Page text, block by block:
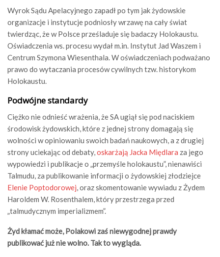
Wyrok Sądu Apelacyjnego zapadł po tym jak żydowskie
organizacje i instytucje podniosły wrzawę na cały świat
twierdząc, że w Polsce prześladuje się badaczy Holokaustu.
Oświadczenia ws. procesu wydał m.in. Instytut Jad Waszem i
Centrum Szymona Wiesenthala. W oświadczeniach podważano
prawo do wytaczania procesów cywilnych tzw. historykom
Holokaustu.
Podwójne standardy
Ciężko nie odnieść wrażenia, że SA ugiął się pod naciskiem
środowisk żydowskich, które z jednej strony domagają się
wolności w opiniowaniu swoich badań naukowych, a z drugiej
strony uciekając od debaty,oskarżają Jacka Międlara za jego
wypowiedzi i publikacje o „przemyśle holokaustu”, nienawiści
Talmudu, za publikowanie informacji o żydowskiej złodziejce
Elenie Poptodorowej, oraz skomentowanie wywiadu z Żydem
Haroldem W. Rosenthalem, który przestrzega przed
„talmudycznym imperializmem”.
Żyd kłamać może, Polakowi zaś niewygodnej prawdy
publikować już nie wolno. Tak to wygląda.